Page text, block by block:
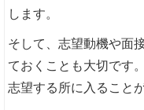
します。
そして、志望動機や面
ておくことも大切です
志望する所に入ること